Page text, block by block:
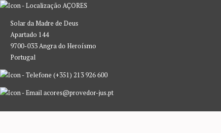
AÇORES
Solar da Madre de Deus
Apartado 144
9700-033 Angra do Heroísmo
Portugal
(+351) 213 926 600
acores@provedor-jus.pt